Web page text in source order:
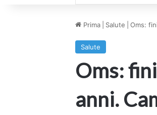
Prima Salute Oms:
Salute
Oms:
anni.